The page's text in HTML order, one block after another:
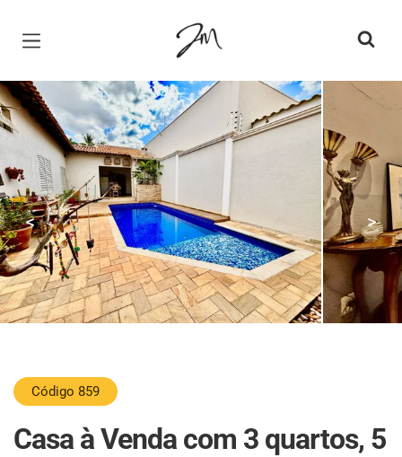
Página inicial
< >
Código 859
Casa à Venda com 3 quartos, 5